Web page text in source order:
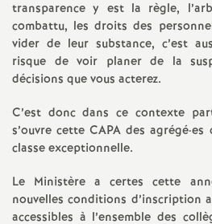
transparence y est la règle,
combattu, les droits des
vider de leur substance, c’est
risque de voir planer de la
décisions que vous acterez.
C’est donc dans ce contexte
s’ouvre cette CAPA des agrégé·es
classe exceptionnelle.
Le Ministère a certes cette
nouvelles conditions d’inscription
accessibles à l’ensemble des